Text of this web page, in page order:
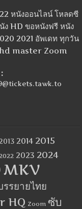
หนังออนไลน์ โหลดซี
HD ขอหนังฟรี หนัง
2021 อัพเดท ทุกวัน
master Zoom
2014 2015
2022 2023 2024
MKV
รยายไทย
HQ Zoom ซับ